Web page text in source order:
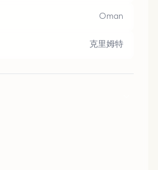
Oman
克里姆特